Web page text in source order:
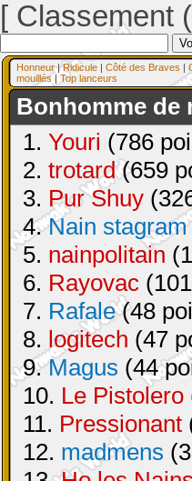
[ Classement
Honneur|Ridicule | Côté des Braves |
mouillés| Top lanceurs
Bonhomme de
1. Youri (786
2. trotard(659
3. Pur Shuy
4.Nain stagram
5. nainpolitain
6. Rayovac
7. Rafale(48
8. logitech (47
9.Magus (44
10. Le Pistolero
11. Pressionant
12. madmens